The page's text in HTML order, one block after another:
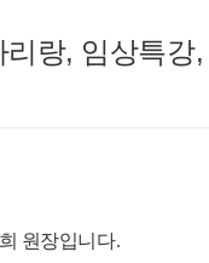
랑, 임상특
원장입니다.